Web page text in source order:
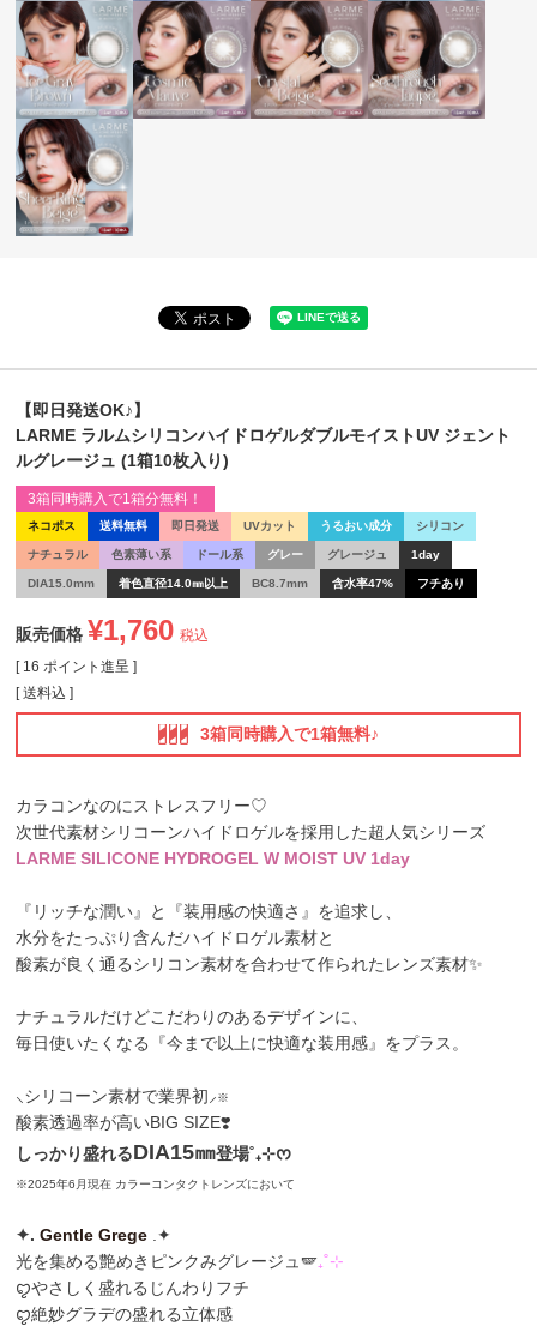
【即日発送OK♪】
LARME ラルムシリコンハイドロゲルダブルモイストUV ジェント
ルグレージュ (1箱10枚入り)
ネコポス 送料無料 即日発送 UVカット うるおい成分 シリコン
ナチュラル 色素薄い系 ドール系 グレー グレージュ 1day
DIA15.0mm 着色直径14.0㎜以上 BC8.7mm 含水率47% フチあり
3箱同時購入で1箱分無料！
販売価格 ¥1,760 税込
[ 16 ポイント進呈 ]
送料込
3箱同時購入で1箱無料♪
カラコンなのにストレスフリー♡
次世代素材シリコーンハイドロゲルを採用した超人気シリーズ
LARME SILICONE HYDROGEL W MOIST UV 1day
『リッチな潤い』と『装用感の快適さ』を追求し、
水分をたっぷり含んだハイドロゲル素材と
酸素が良く通るシリコン素材を合わせて作られたレンズ素材✨
ナチュラルだけどこだわりのあるデザインに、
毎日使いたくなる『今まで以上に快適な装用感』をプラス。
⸜シリコーン素材で業界初⸝※
酸素透過率が高いBIG SIZE❣️
しっかり盛れるDIA15㎜登場˚₊⊹ᰔ
※2025年6月現在 カラーコンタクトレンズにおいて
✦️️. Gentle Grege .✦️
光を集める艶めきピンクみグレージュ🪽₊˚⊹
ꨄやさしく盛れるじんわりフチ
ꨄ絶妙グラデの盛れる立体感